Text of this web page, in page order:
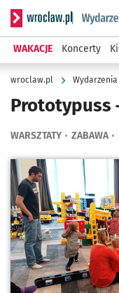
Serwis informacyjny
WAKACJE Koncerty
wroclaw.pl Wydarzenia
Prototypuss
WARSZTATY ZABAWA
Kliknij, aby